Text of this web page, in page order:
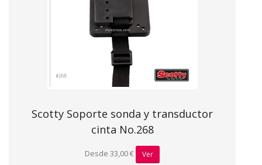
Scotty Soporte sonda y transductor
cinta No.268
Desde 33,00 € Ver